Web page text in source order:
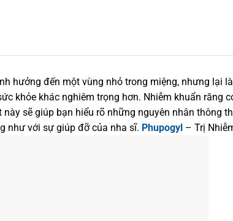
hưởng đến một vùng nhỏ trong miệng, nhưng lại
khỏe khác nghiêm trọng hơn. Nhiễm khuẩn răng
sẽ giúp bạn hiểu rõ những nguyên nhân thông
như với sự giúp đỡ của nha sĩ. Phupogyl – Trị